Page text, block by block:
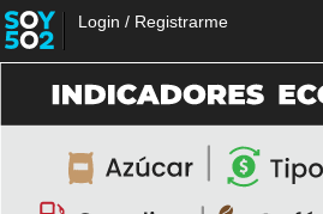
Login / Registrarme